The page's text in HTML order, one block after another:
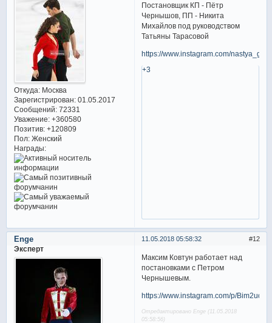
Откуда:Москва
Зарегистрирован: 01.05.2017
Сообщений:72331
Уважение: +360580
Позитив: +120809
Пол:Женский
Награды:
Постановщик КП - Пётр
Чернышов, ПП - Никита
Михайлов под руководством
Татьяны Тарасовой
https://www.instagram.com/
+3
12
11.05.2018 05:58:32
Enge
Эксперт
Максим Ковтун работает над
постановками с Петром
Чернышевым.
https://www.instagram.com/p/
Отредактировано Enge (11.05.2018
05:58:56)